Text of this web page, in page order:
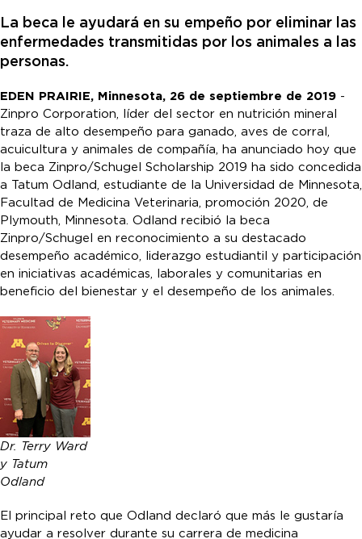
La beca le ayudará en su empeño por eliminar las
enfermedades transmitidas por los animales a las
personas.
EDEN PRAIRIE, Minnesota, 26 de septiembre de 2019 -
Zinpro Corporation, líder del sector en nutrición mineral
traza de alto desempeño para ganado, aves de corral,
acuicultura y animales de compañía, ha anunciado hoy que
la beca Zinpro/Schugel Scholarship 2019 ha sido concedida
a Tatum Odland, estudiante de la Universidad de Minnesota,
Facultad de Medicina Veterinaria, promoción 2020, de
Plymouth, Minnesota. Odland recibió la beca
Zinpro/Schugel en reconocimiento a su destacado
desempeño académico, liderazgo estudiantil y participación
en iniciativas académicas, laborales y comunitarias en
beneficio del bienestar y el desempeño de los animales.
Dr. Terry Ward
y Tatum
Odland
El principal reto que Odland declaró que más le gustaría
ayudar a resolver durante su carrera de medicina